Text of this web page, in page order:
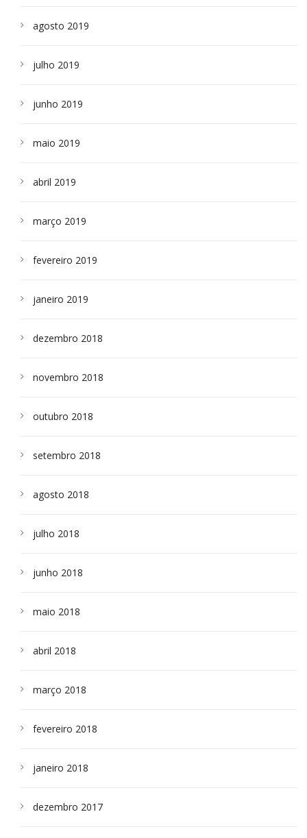
agosto 2019
julho 2019
junho 2019
maio 2019
abril 2019
março 2019
fevereiro 2019
janeiro 2019
dezembro 2018
novembro 2018
outubro 2018
setembro 2018
agosto 2018
julho 2018
junho 2018
maio 2018
abril 2018
março 2018
fevereiro 2018
janeiro 2018
dezembro 2017